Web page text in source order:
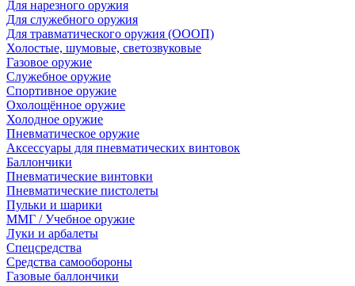
Для нарезного оружия
Для служебного оружия
Для травматического оружия (ОООП)
Холостые, шумовые, светозвуковые
Газовое оружие
Служебное оружие
Спортивное оружие
Охолощённое оружие
Холодное оружие
Пневматическое оружие
Аксессуары для пневматических винтовок
Баллончики
Пневматические винтовки
Пневматические пистолеты
Пульки и шарики
ММГ / Учебное оружие
Луки и арбалеты
Спецсредства
Средства самообороны
Газовые баллончики